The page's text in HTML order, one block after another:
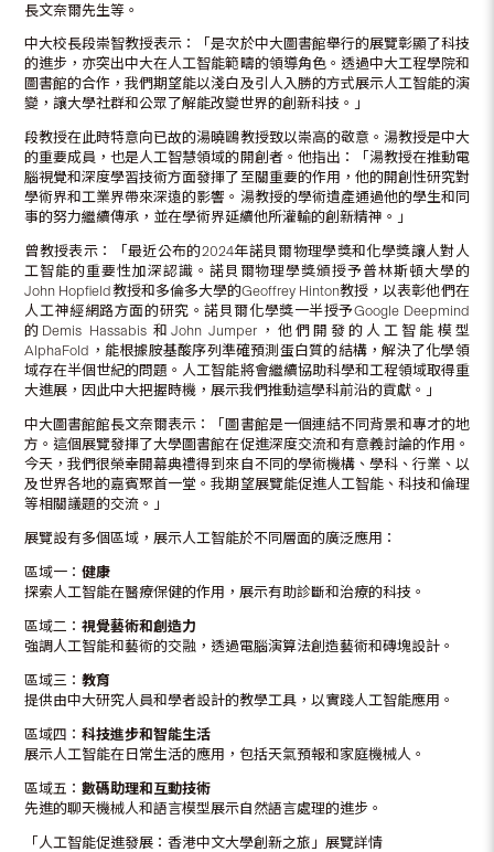
長文奈爾先生等。
中大校長段崇智教授表示：「是次於中大圖書館舉行的展覽彰顯了科技
的進步，亦突出中大在人工智能範疇的領導角色。透過中大工程學院和
圖書館的合作，我們期望能以淺白及引人入勝的方式展示人工智能的演
變，讓大學社群和公眾了解能改變世界的創新科技。」
段教授在此時特意向已故的湯曉鷗教授致以崇高的敬意。湯教授是中大
的重要成員，也是人工智慧領域的開創者。他指出：「湯教授在推動電
腦視覺和深度學習技術方面發揮了至關重要的作用，他的開創性研究對
學術界和工業界帶來深遠的影響。湯教授的學術遺產通過他的學生和同
事的努力繼續傳承，並在學術界延續他所灌輸的創新精神。」
曾教授表示：「最近公布的2024年諾貝爾物理學獎和化學獎讓人對人
工智能的重要性加深認識。諾貝爾物理學獎頒授予普林斯頓大學的
John Hopfield教授和多倫多大學的Geoffrey Hinton教授，以表彰他們在
人工神經網路方面的研究。諾貝爾化學獎一半授予Google Deepmind
的Demis Hassabis 和John Jumper，他們開發的人工智能模型
AlphaFold，能根據胺基酸序列準確預測蛋白質的結構，解決了化學領
域存在半個世紀的問題。人工智能將會繼續協助科學和工程領域取得重
大進展，因此中大把握時機，展示我們推動這學科前沿的貢獻。」
中大圖書館館長文奈爾表示：「圖書館是一個連結不同背景和專才的地
方。這個展覽發揮了大學圖書館在促進深度交流和有意義討論的作用。
今天，我們很榮幸開幕典禮得到來自不同的學術機構、學科、行業、以
及世界各地的嘉賓聚首一堂。我期望展覽能促進人工智能、科技和倫理
等相關議題的交流。」
展覽設有多個區域，展示人工智能於不同層面的廣泛應用：
區域一：健康
探索人工智能在醫療保健的作用，展示有助診斷和治療的科技。
區域二：視覺藝術和創造力
強調人工智能和藝術的交融，透過電腦演算法創造藝術和磚塊設計。
區域三：教育
提供由中大研究人員和學者設計的教學工具，以實踐人工智能應用。
區域四：科技進步和智能生活
展示人工智能在日常生活的應用，包括天氣預報和家庭機械人。
區域五：數碼助理和互動技術
先進的聊天機械人和語言模型展示自然語言處理的進步。
「人工智能促進發展：香港中文大學創新之旅」展覽詳情